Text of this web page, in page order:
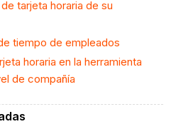
tarjeta horaria de su
tiempo de empleados
horaria en la herramienta
de compañía